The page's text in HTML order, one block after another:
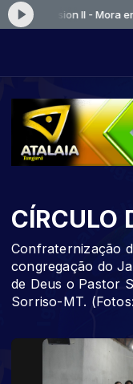
Session II - Mora em
CÍRCULO
Confraternização
congregação do
de Deus o Pastor
Sorriso-MT.